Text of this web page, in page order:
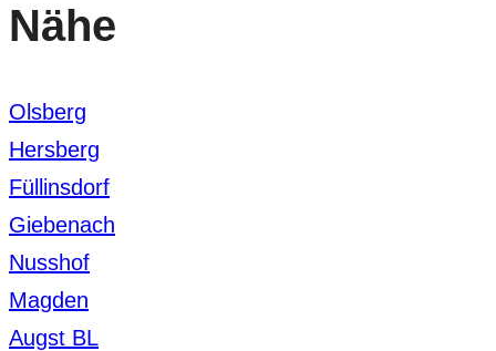
Nähe
Olsberg
Hersberg
Füllinsdorf
Giebenach
Nusshof
Magden
Augst BL